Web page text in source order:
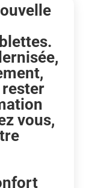
vous,